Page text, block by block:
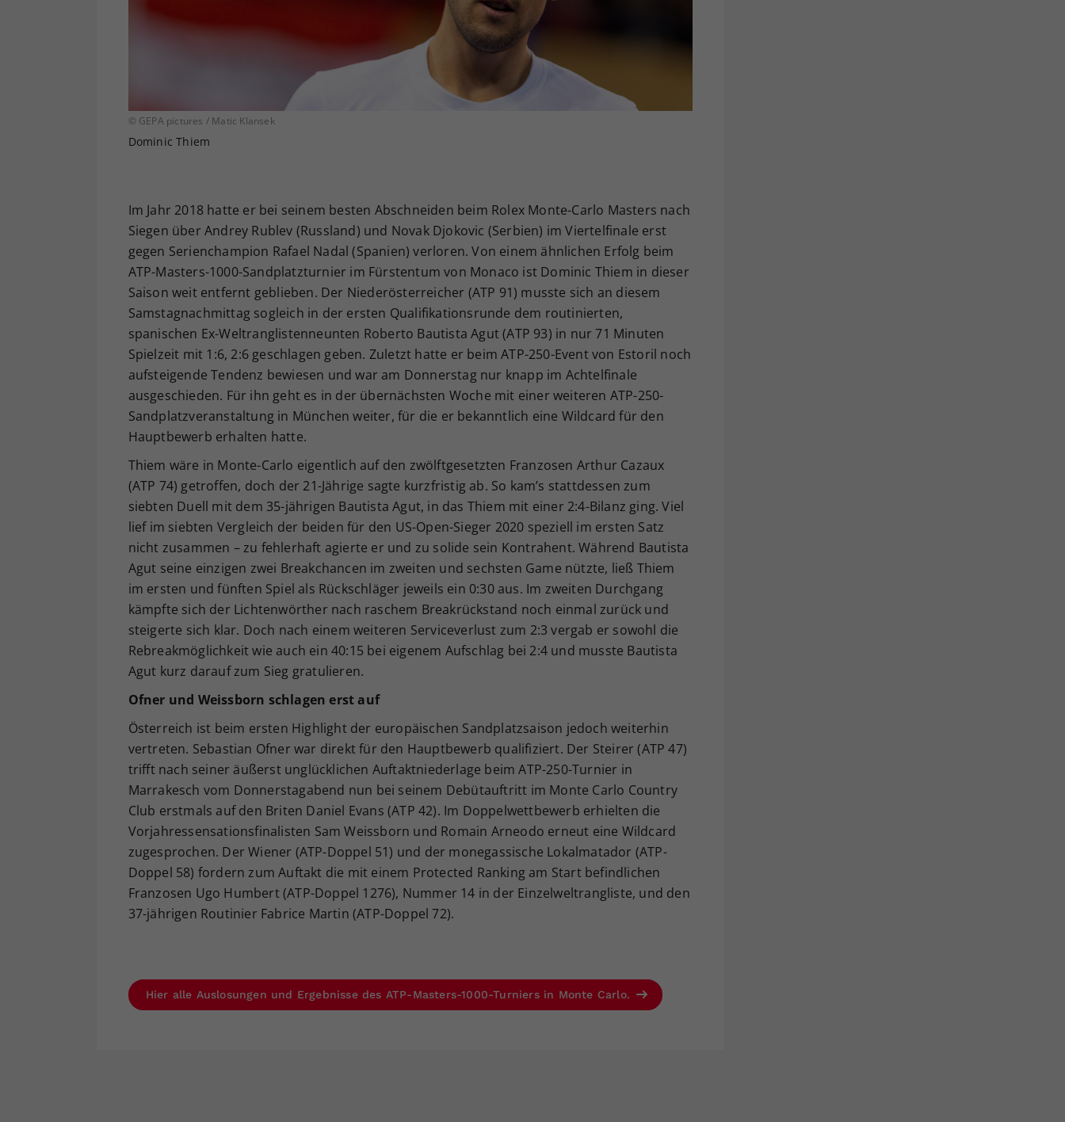
© GEPA pictures / Matic Klansek
Dominic Thiem
Im Jahr 2018 hatte er bei seinem besten Abschneiden beim Rolex Monte-Carlo Masters nach
Siegen über Andrey Rublev (Russland) und Novak Djokovic (Serbien) im Viertelfinale erst
gegen Serienchampion Rafael Nadal (Spanien) verloren. Von einem ähnlichen Erfolg beim
ATP-Masters-1000-Sandplatzturnier im Fürstentum von Monaco ist Dominic Thiem in dieser
Saison weit entfernt geblieben. Der Niederösterreicher (ATP 91) musste sich an diesem
Samstagnachmittag sogleich in der ersten Qualifikationsrunde dem routinierten,
spanischen Ex-Weltranglistenneunten Roberto Bautista Agut (ATP 93) in nur 71 Minuten
Spielzeit mit 1:6, 2:6 geschlagen geben. Zuletzt hatte er beim ATP-250-Event von Estoril noch
aufsteigende Tendenz bewiesen und war am Donnerstag nur knapp im Achtelfinale
ausgeschieden. Für ihn geht es in der übernächsten Woche mit einer weiteren ATP-250-
Sandplatzveranstaltung in München weiter, für die er bekanntlich eine Wildcard für den
Hauptbewerb erhalten hatte.
Thiem wäre in Monte-Carlo eigentlich auf den zwölftgesetzten Franzosen Arthur Cazaux
(ATP 74) getroffen, doch der 21-Jährige sagte kurzfristig ab. So kam’s stattdessen zum
siebten Duell mit dem 35-jährigen Bautista Agut, in das Thiem mit einer 2:4-Bilanz ging. Viel
lief im siebten Vergleich der beiden für den US-Open-Sieger 2020 speziell im ersten Satz
nicht zusammen – zu fehlerhaft agierte er und zu solide sein Kontrahent. Während Bautista
Agut seine einzigen zwei Breakchancen im zweiten und sechsten Game nützte, ließ Thiem
im ersten und fünften Spiel als Rückschläger jeweils ein 0:30 aus. Im zweiten Durchgang
kämpfte sich der Lichtenwörther nach raschem Breakrückstand noch einmal zurück und
steigerte sich klar. Doch nach einem weiteren Serviceverlust zum 2:3 vergab er sowohl die
Rebreakmöglichkeit wie auch ein 40:15 bei eigenem Aufschlag bei 2:4 und musste Bautista
Agut kurz darauf zum Sieg gratulieren.
Ofner und Weissborn schlagen erst auf
Österreich ist beim ersten Highlight der europäischen Sandplatzsaison jedoch weiterhin
vertreten. Sebastian Ofner war direkt für den Hauptbewerb qualifiziert. Der Steirer (ATP 47)
trifft nach seiner äußerst unglücklichen Auftaktniederlage beim ATP-250-Turnier in
Marrakesch vom Donnerstagabend nun bei seinem Debütauftritt im Monte Carlo Country
Club erstmals auf den Briten Daniel Evans (ATP 42). Im Doppelwettbewerb erhielten die
Vorjahressensationsfinalisten Sam Weissborn und Romain Arneodo erneut eine Wildcard
zugesprochen. Der Wiener (ATP-Doppel 51) und der monegassische Lokalmatador (ATP-
Doppel 58) fordern zum Auftakt die mit einem Protected Ranking am Start befindlichen
Franzosen Ugo Humbert (ATP-Doppel 1276), Nummer 14 in der Einzelweltrangliste, und den
37-jährigen Routinier Fabrice Martin (ATP-Doppel 72).
Hier alle Auslosungen und Ergebnisse des ATP-Masters-1000-Turniers in Monte Carlo.
Ihrer vorgenommen Einstellungen, falls der
Webseiten-Betreiber dies eingestellt hat.